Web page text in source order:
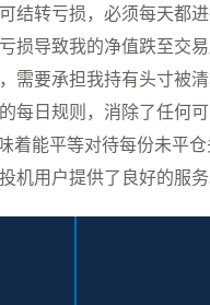
结转亏损，必须每天都
损导致我的净值跌至交
需要承担我持有头寸被清
每日规则，消除了任何
着能平等对待每份未平
机用户提供了良好的服务